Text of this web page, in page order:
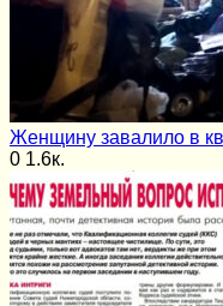
Женщину завалило в
0 1.6к.